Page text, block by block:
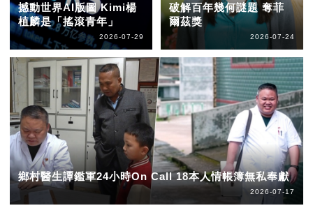
撼動世界AI版圖 Kimi楊
植麟是「搖滾青年」
2026-07-29
破解百年幾何謎題 奪菲
爾茲獎
2026-07-24
鄉村醫生譚鑑軍24小時On Call 18本人情帳簿無私奉獻
2026-07-17